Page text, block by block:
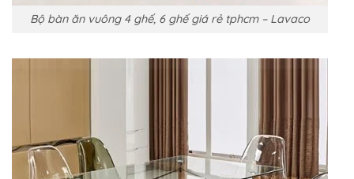
Bộ bàn ăn vuông 4 ghế, 6 ghế giá rẻ tphcm – Lavaco